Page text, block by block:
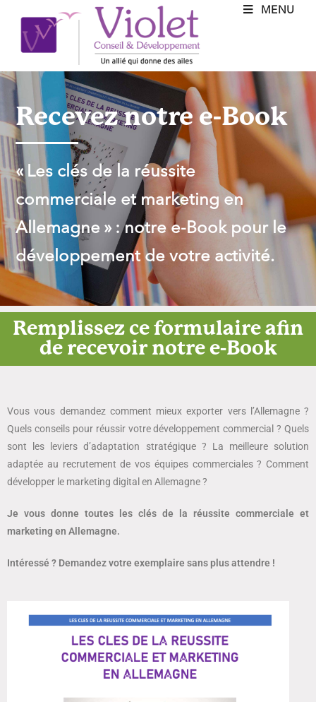
MENU
Recevez notre e-Book
« Les clés de la réussite
commerciale et marketing en
Allemagne » : notre e-Book pour le
développement de votre activité.
Remplissez ce formulaire afin
de recevoir notre e-Book
Vous vous demandez comment mieux exporter vers l’Allemagne ?
Quels conseils pour réussir votre développement commercial ? Quels
sont les leviers d’adaptation stratégique ? La meilleure solution
adaptée au recrutement de vos équipes commerciales ? Comment
développer le marketing digital en Allemagne ?
Je vous donne toutes les clés de la réussite commerciale et
marketing en Allemagne.
Intéressé ? Demandez votre exemplaire sans plus attendre !